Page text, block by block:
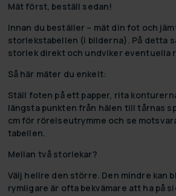
Mät först, beställ sedan!
Innan du beställer – mät din fot och
storlekstabellen (i bilderna). På detta
storlek direkt och undviker eventuella
Så här mäter du enkelt:
Ställ foten på ett papper, rita
längsta punkten från hälen till tårnas
cm för rörelseutrymme och se
tabellen.
Mellan två storlekar?
Välj hellre den större. Den mindre kan
rymligare är ofta bekvämare att ha på